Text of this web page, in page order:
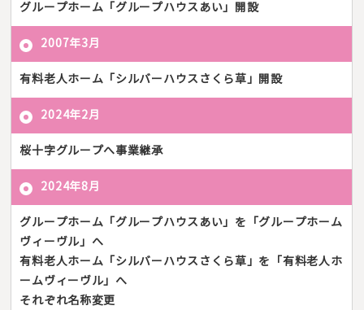
グループホーム「グループハウスあい」開設
2007年3月
有料老人ホーム「シルバーハウスさくら草」開設
2024年2月
桜十字グループへ事業継承
2024年8月
グループホーム「グループハウスあい」を「グループホーム
ヴィーヴル」へ
有料老人ホーム「シルバーハウスさくら草」を「有料老人ホ
ームヴィーヴル」へ
それぞれ名称変更